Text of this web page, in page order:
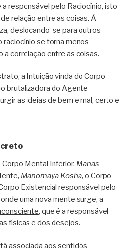
a responsável pelo Raciocínio, isto
relação entre as coisas. À
deslocando-se para outros
raciocínio se torna menos
a correlação entre as coisas.
a Intuição vinda do Corpo
brutalizadora do Agente
as ideias de bem e mal, certo e
Corpo Mental Inferior, Manas
, Manomaya Kosha, o Corpo
Existencial responsável pelo
uma nova mente surge, a
, que é a responsável
físicas e dos desejos.
associada aos sentidos